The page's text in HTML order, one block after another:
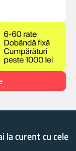
la curent cu cele